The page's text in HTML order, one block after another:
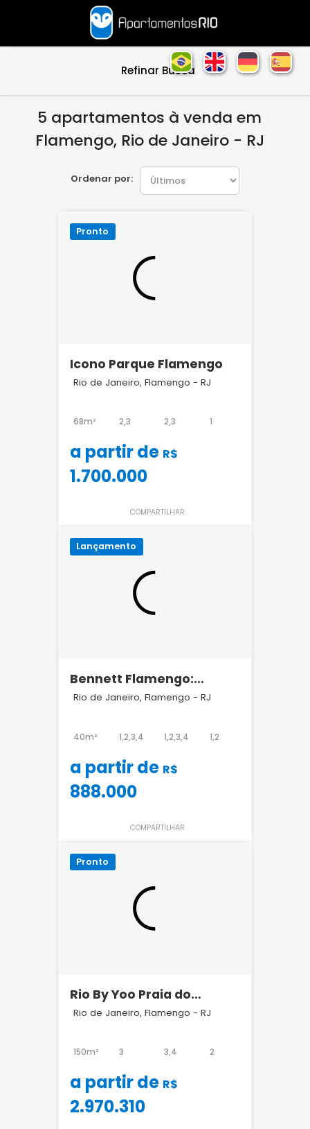
Refinar Busca
5 apartamentos à venda em
Flamengo, Rio de Janeiro - RJ
Ordenar por:
Pronto
Icono Parque Flamengo
Rio de Janeiro, Flamengo - RJ
68m² 2,3 2,3 1
a partir de R$
1.700.000
COMPARTILHAR
Lançamento
Bennett Flamengo:
Lançamento Symphony
Rio de Janeiro, Flamengo - RJ
40m² 1,2,3,4 1,2,3,4 1,2
a partir de R$
888.000
COMPARTILHAR
Pronto
Rio By Yoo Praia do
Flamengo
Rio de Janeiro, Flamengo - RJ
150m² 3 3,4 2
a partir de R$
2.970.310